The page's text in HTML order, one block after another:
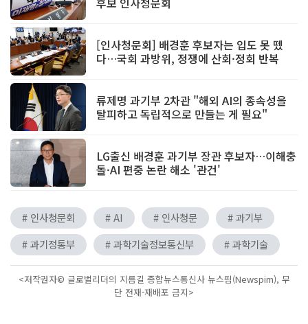
[인사청문회] 배경훈 후보자는 입도 못 뗐
다…국회 과방위, 정쟁에 산회·정회 반복
류제명 과기부 2차관 "해외 AI의 종속성을
탈피하고 독립적으로 만들는 게 필요"
LG출신 배경훈 과기부 장관 후보자…이해충
돌·AI 편중 논란 해소 '관건'
# 인사청문회 # AI # 인사청문
# 과기부
# 과기정통부
# 과학기술정보통신부 # 과학기술
<저작권자© 글로벌리더의 지름길 종합뉴스통신사 뉴스핌(Newspim), 무
단 전재-재배포 금지>